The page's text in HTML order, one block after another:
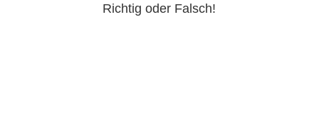
Richtig oder Falsch!